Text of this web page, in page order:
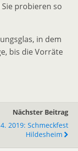
probieren so
in dem
bis die Vorräte
Nächster Beitrag
2019: Schmeckfest
Hildesheim